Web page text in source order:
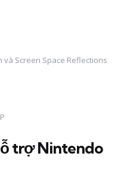
Screen Space Reflections
trợ Nintendo